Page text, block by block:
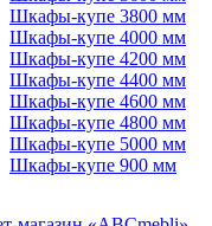
Шкафы-купе 3800 мм
Шкафы-купе 4000 мм
Шкафы-купе 4200 мм
Шкафы-купе 4400 мм
Шкафы-купе 4600 мм
Шкафы-купе 4800 мм
Шкафы-купе 5000 мм
Шкафы-купе 900 мм